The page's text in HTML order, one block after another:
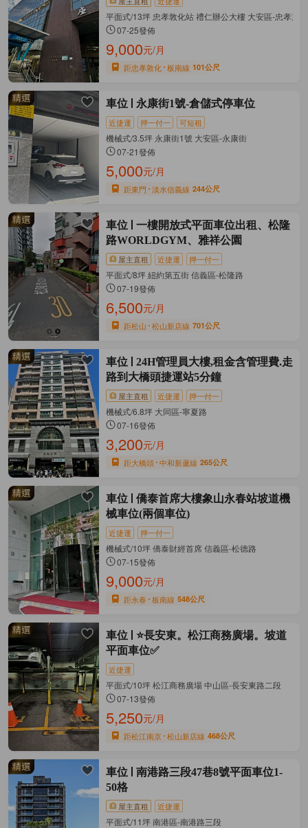
平面式/13坪 忠孝敦化站 禮仁辦公大樓 大安區-忠孝東
07-25發佈
9,000元/月
距忠孝敦化 板南線 101公尺
車位 永康街1號-倉儲式停車位
近捷運 押一付一 可短租
機械式/3.5坪 永康街1號 大安區-永康街
07-21發佈
5,000元/月
距東門 淡水信義線 244公尺
車位
一樓開放式平面車位出租、松隆
路WORLDGYM、雅祥公園
屋主直租 近捷運 押一付一
平面式/8坪 紐約第五街 信義區-松隆路
07-19發佈
6,500元/月
距松山 松山新店線 701公尺
車位
24H管理員大樓,租金含管理費.走
路到大橋頭捷運站5分鐘
屋主直租 近捷運 押一付一
機械式/6.8坪 大同區-寧夏路
07-16發佈
3,200元/月
距大橋頭 中和新蘆線 265公尺
車位
僑泰首席大樓象山永春站坡道機
械車位(兩個車位)
近捷運 押一付一
機械式/10坪 僑泰財經首席 信義區-松德路
07-15發佈
9,000元/月
距永春 板南線 548公尺
車位
⭐長安東。松江商務廣場。坡道
平面車位✅
近捷運
平面式/10坪 松江商務廣場 中山區-長安東路二段
07-13發佈
5,250元/月
距松江南京 松山新店線 468公尺
車位
南港路三段47巷8號平面車位1-
50格
屋主直租 近捷運
平面式/11坪 南港區-南港路三段